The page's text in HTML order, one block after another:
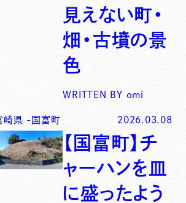
見えない町・
畑・古墳の景
色
WRITTEN BY omi
崎県 - 国富町 2026.03.08
【国富町】チ
ャーハンを皿
に盛ったよう